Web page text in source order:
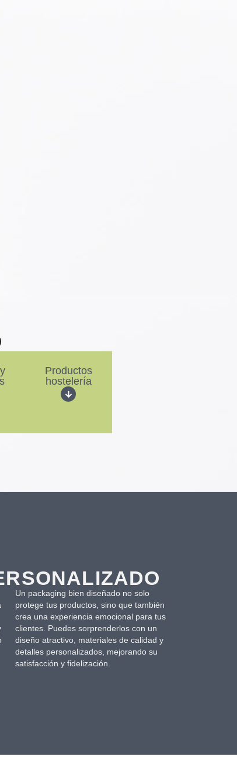
Productos
hostelería
Un packaging bien diseñado no solo
protege tus productos, sino que también
crea una experiencia emocional para tus
clientes. Puedes sorprenderlos con un
diseño atractivo, materiales de calidad y
detalles personalizados, mejorando su
satisfacción y fidelización.